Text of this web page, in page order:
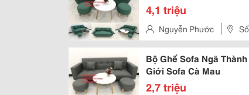
4,1 triệu
Nguyễn Phước
Hưng Hoà, Quận Bình Tân,
Bộ Ghế Sofa Ngã
Giới Sofa Cà Mau
2,7 triệu